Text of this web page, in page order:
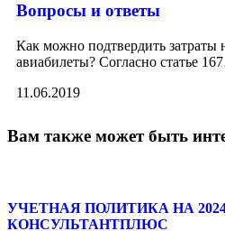
Вопросы и ответы
Как можно подтвердить затраты
авиабилеты? Согласно статье 167
11.06.2019
Вам также может быть
УЧЕТНАЯ ПОЛИТИКА НА
КОНСУЛЬТАНТПЛЮС